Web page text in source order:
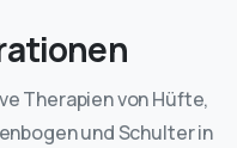
Therapien von Hüfte,
und Schulter in